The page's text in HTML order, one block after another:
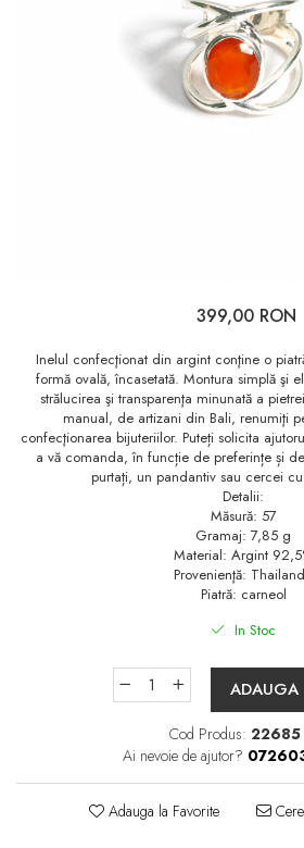
399,00 RON
Inelul confecţionat din argint conţine o
formă ovală, încasetată. Montura simplă şi
strălucirea şi transparenţa minunată a
manual, de artizani din Bali, renumiţi
confecţionarea bijuteriilor. Puteți solicita
a vă comanda, în funcție de preferințe și
purtați, un pandantiv sau cercei
Detalii:
Măsură: 57
Gramaj: 7,85 g
Material: Argint
Provenienţă:
Piatră: carneol
In Stoc
Cod Produs: 22685
Ai nevoie de ajutor?
Adauga la Favorite